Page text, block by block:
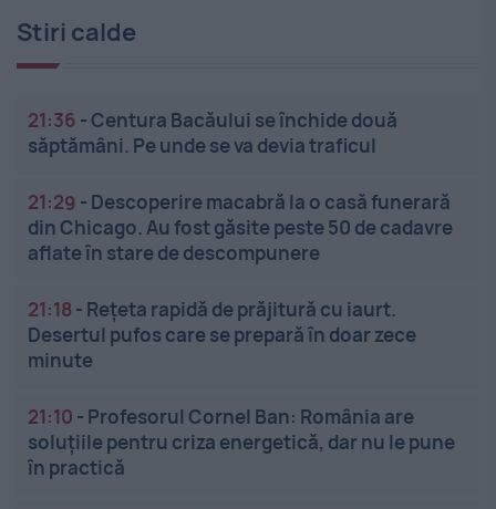
Stiri calde
21:36 -Centura Bacăului se închide două
săptămâni. Pe unde se va devia traficul
21:29 - Descoperire macabră la o casă funerară
din Chicago. Au fost găsite peste 50 de cadavre
aflate în stare de descompunere
21:18 - Rețeta rapidă de prăjitură cu iaurt.
Desertul pufos care se prepară în doar zece
minute
21:10 - Profesorul Cornel Ban: România are
soluțiile pentru criza energetică, dar nu le pune
în practică